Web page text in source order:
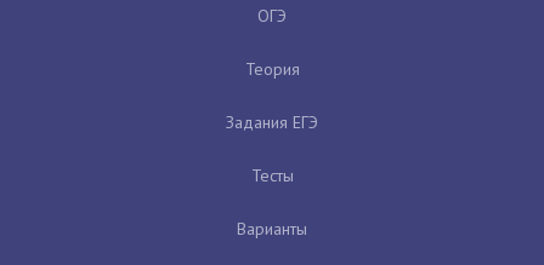
ОГЭ
Теория
Задания ЕГЭ
Тесты
Варианты